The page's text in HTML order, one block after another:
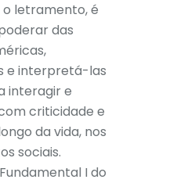
letramento, é
das
e interpretá-las
interagir e
criticidade e
da vida, nos
sociais.
I do